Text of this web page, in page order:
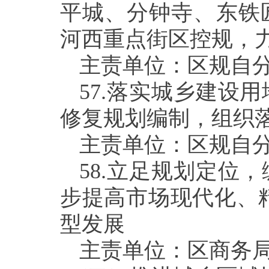
平城、分钟寺、东
河西重点街区控规，
主责单位：区规自
57.落实城乡建设
修复规划编制，组织
主责单位：区规自
58.立足规划定位
步提高市场现代化、
型发展
主责单位：区商务